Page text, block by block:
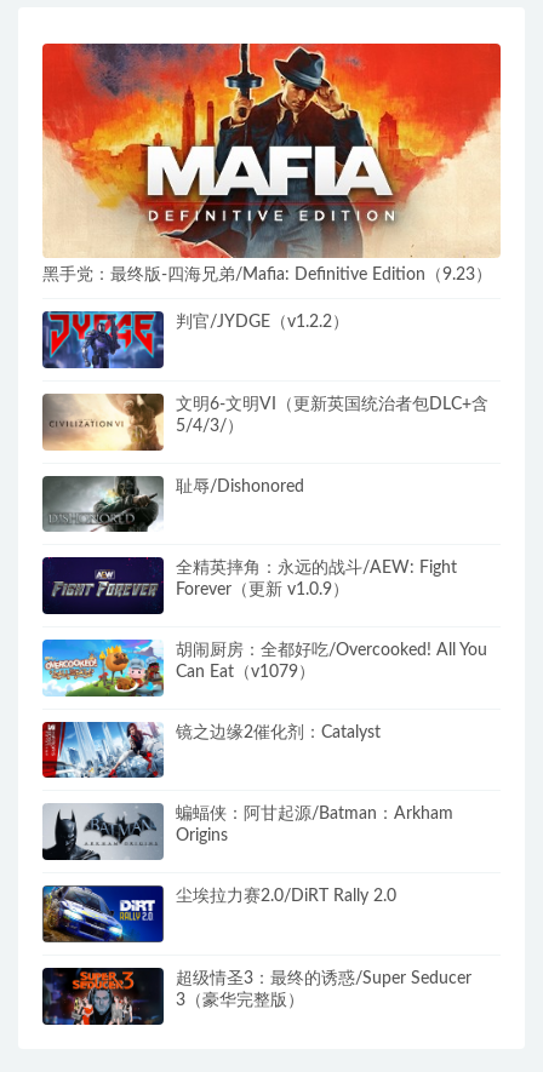
黑手党：最终版-四海兄弟/Mafia: Definitive Edition（9.23）
判官/JYDGE（v1.2.2）
文明6-文明VI（更新英国统治者包DLC+含
5/4/3/）
耻辱/Dishonored
全精英摔角：永远的战斗/AEW: Fight
Forever（更新 v1.0.9）
胡闹厨房：全都好吃/Overcooked! All You
Can Eat（v1079）
镜之边缘2催化剂：Catalyst
蝙蝠侠：阿甘起源/Batman：Arkham
Origins
尘埃拉力赛2.0/DiRT Rally 2.0
超级情圣3：最终的诱惑/Super Seducer
3（豪华完整版）